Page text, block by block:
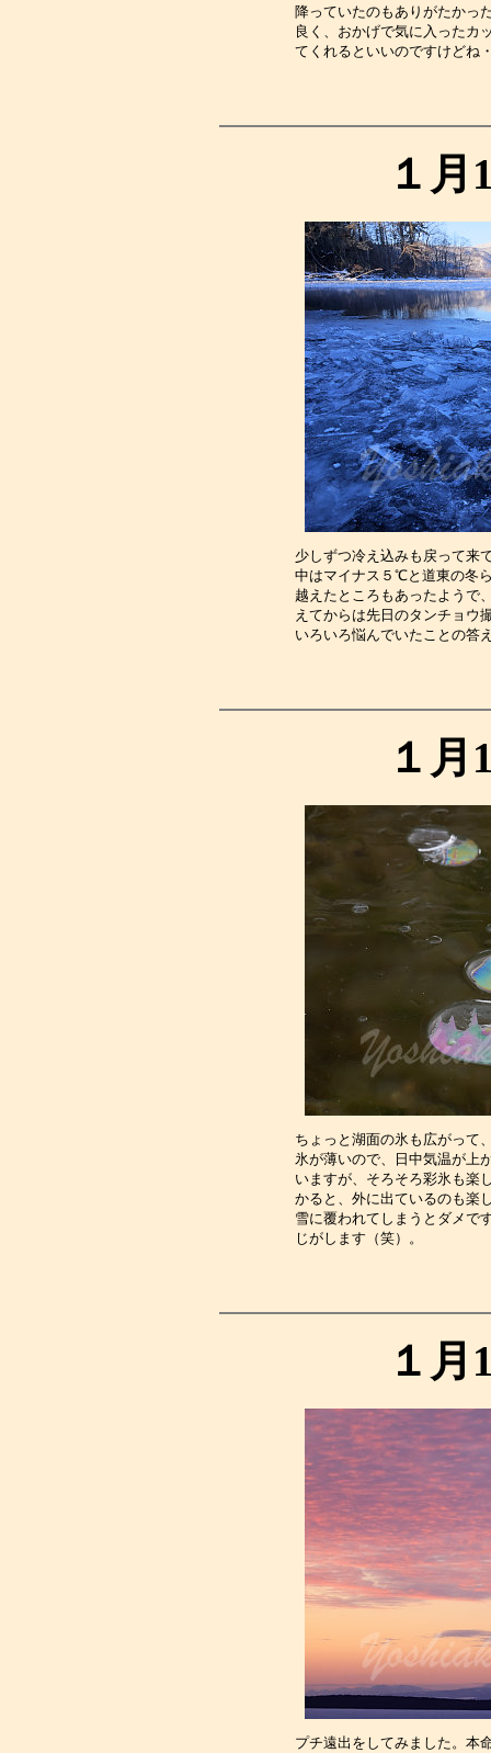
降っていたのもありがたかっ
良く、おかげで気に入ったカ
てくれるとい
１月
少しずつ冷え込みも戻って来
中はマイナス５℃と道東の冬
越えたところもあったようで
えてからは先日のタンチョウ
いろいろ悩んでいたこ
１月
ちょっと湖面の氷も広がって
氷が薄いので、日中気温が上
いますが、そろそろ彩氷も楽
かると、外に出ているのも楽
雪に覆われてしまうとダメで
じがし
１月
プチ遠出をしてみました。本